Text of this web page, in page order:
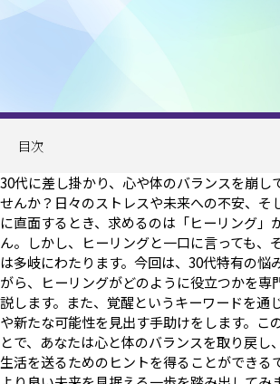
目次
30代に差し掛かり、心や体のバランスを崩し
せんか？日々のストレスや未来への不安、そ
に直面するとき、求めるのは「ヒーリング」
ん。しかし、ヒーリングと一口に言っても、
は多岐にわたります。今回は、30代特有の悩
がら、ヒーリングがどのように役立つかを専
説します。また、覚醒というキーワードを通
や新たな可能性を見出す手助けをします。こ
とで、あなたは心と体のバランスを取り戻し
生活を送るためのヒントを得ることができる